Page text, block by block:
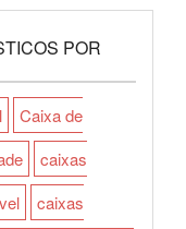
POR
Caixa de
caixas
caixas